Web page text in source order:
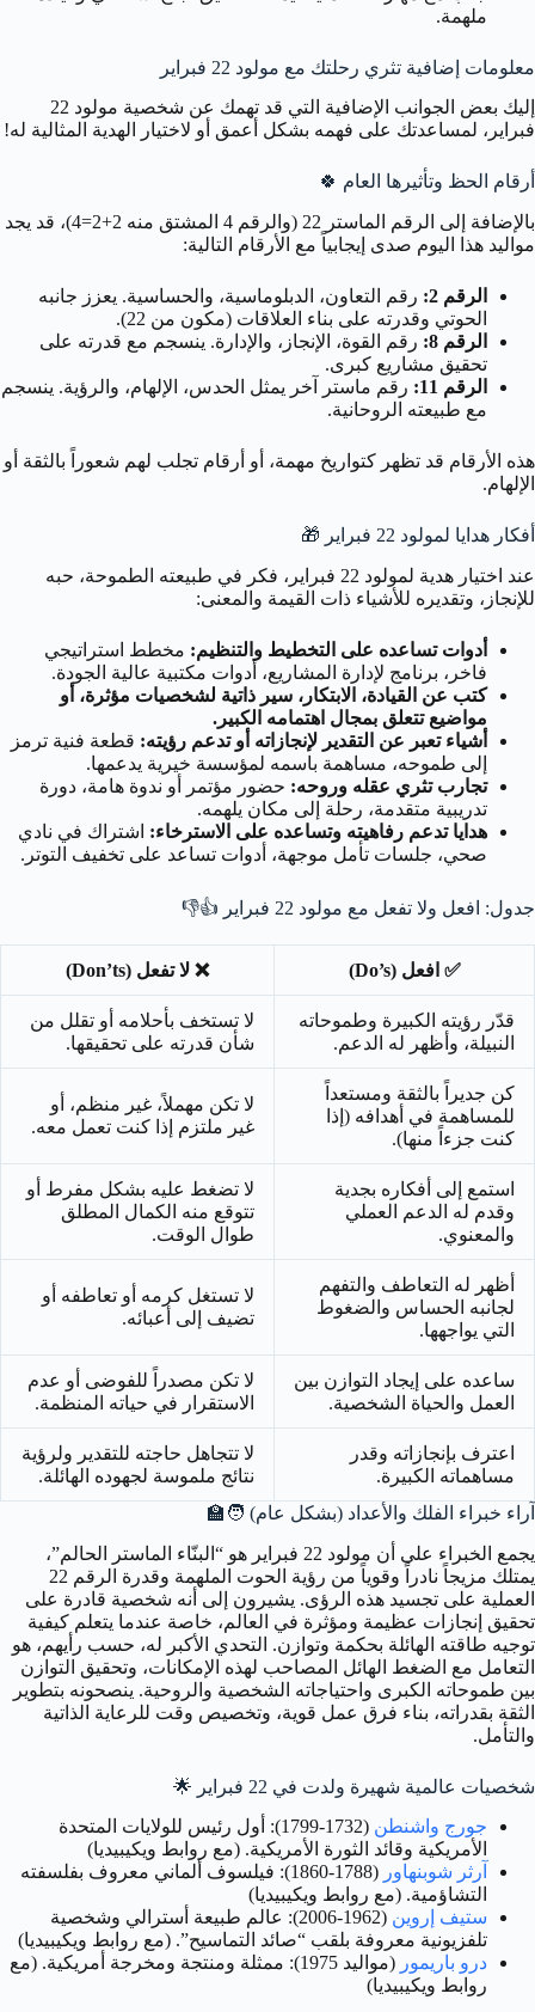
ملهمة.
معلومات إضافية تثري رحلتك مع مولود 22 فبراير
إليك بعض الجوانب الإضافية التي قد تهمك عن شخصية مولود 22
فبراير، لمساعدتك على فهمه بشكل أعمق أو لاختيار الهدية المثالية له!
أرقام الحظ وتأثيرها العام 🍀
بالإضافة إلى الرقم الماستر 22 (والرقم 4 المشتق منه 2+2=4)، قد يجد
مواليد هذا اليوم صدى إيجابياً مع الأرقام التالية:
الرقم 2:
رقم التعاون، الدبلوماسية، والحساسية. يعزز جانبه
الحوتي وقدرته على بناء العلاقات (مكون من 22).
الرقم 8:
رقم القوة، الإنجاز، والإدارة. ينسجم مع قدرته على
تحقيق مشاريع كبرى.
الرقم 11:
رقم ماستر آخر يمثل الحدس، الإلهام، والرؤية. ينسجم
مع طبيعته الروحانية.
هذه الأرقام قد تظهر كتواريخ مهمة، أو أرقام تجلب لهم شعوراً بالثقة أو
الإلهام.
أفكار هدايا لمولود 22 فبراير
🎁
عند اختيار هدية لمولود 22 فبراير، فكر في طبيعته الطموحة، حبه
للإنجاز، وتقديره للأشياء ذات القيمة والمعنى:
أدوات تساعده على التخطيط والتنظيم: مخطط استراتيجي
فاخر، برنامج لإدارة المشاريع، أدوات مكتبية عالية الجودة.
كتب عن القيادة، الابتكار، سير ذاتية لشخصيات مؤثرة، أو
مواضيع تتعلق بمجال اهتمامه الكبير.
أشياء تعبر عن التقدير لإنجازاته أو تدعم رؤيته: قطعة فنية ترمز
إلى طموحه، مساهمة باسمه لمؤسسة خيرية يدعمها.
تجارب تثري عقله وروحه: حضور مؤتمر أو ندوة هامة، دورة
تدريبية متقدمة، رحلة إلى مكان يلهمه.
هدايا تدعم رفاهيته وتساعده على الاسترخاء: اشتراك في نادي
صحي، جلسات تأمل موجهة، أدوات تساعد على تخفيف التوتر.
جدول: افعل ولا تفعل مع مولود 22 فبراير 👍👎
✅ افعل (Do’s) ❌ لا تفعل (Don’ts)
قدّر رؤيته الكبيرة وطموحاته
النبيلة، وأظهر له الدعم.
لا تستخف بأحلامه أو تقلل من
شأن قدرته على تحقيقها.
كن جديراً بالثقة ومستعداً
للمساهمة في أهدافه (إذا
كنت جزءاً منها).
لا تكن مهملاً، غير منظم، أو
غير ملتزم إذا كنت تعمل معه.
استمع إلى أفكاره بجدية
وقدم له الدعم العملي
والمعنوي.
لا تضغط عليه بشكل مفرط أو
تتوقع منه الكمال المطلق
طوال الوقت.
أظهر له التعاطف والتفهم
لجانبه الحساس والضغوط
التي يواجهها.
لا تستغل كرمه أو تعاطفه أو
تضيف إلى أعبائه.
ساعده على إيجاد التوازن بين
العمل والحياة الشخصية.
لا تكن مصدراً للفوضى أو عدم
الاستقرار في حياته المنظمة.
اعترف بإنجازاته وقدر
مساهماته الكبيرة.
لا تتجاهل حاجته للتقدير ولرؤية
نتائج ملموسة لجهوده الهائلة.
آراء خبراء الفلك والأعداد (بشكل عام) 🧑‍🏫
يجمع الخبراء على أن مولود 22 فبراير هو “البنّاء الماستر الحالم”،
يمتلك مزيجاً نادراً وقوياً من رؤية الحوت الملهمة وقدرة الرقم 22
العملية على تجسيد هذه الرؤى. يشيرون إلى أنه شخصية قادرة على
تحقيق إنجازات عظيمة ومؤثرة في العالم، خاصة عندما يتعلم كيفية
توجيه طاقته الهائلة بحكمة وتوازن. التحدي الأكبر له، حسب رأيهم، هو
التعامل مع الضغط الهائل المصاحب لهذه الإمكانات، وتحقيق التوازن
بين طموحاته الكبرى واحتياجاته الشخصية والروحية. ينصحونه بتطوير
الثقة بقدراته، بناء فرق عمل قوية، وتخصيص وقت للرعاية الذاتية
والتأمل.
شخصيات عالمية شهيرة ولدت في 22 فبراير
🌟
جورج واشنطن
(1732-1799): أول رئيس للولايات المتحدة
الأمريكية وقائد الثورة الأمريكية. (مع روابط ويكيبيديا)
آرثر شوبنهاور
(1788-1860): فيلسوف ألماني معروف بفلسفته
التشاؤمية. (مع روابط ويكيبيديا)
ستيف إروين
(1962-2006): عالم طبيعة أسترالي وشخصية
تلفزيونية معروفة بلقب “صائد التماسيح”. (مع روابط ويكيبيديا)
درو باريمور
(مواليد 1975): ممثلة ومنتجة ومخرجة أمريكية. (مع
روابط ويكيبيديا)